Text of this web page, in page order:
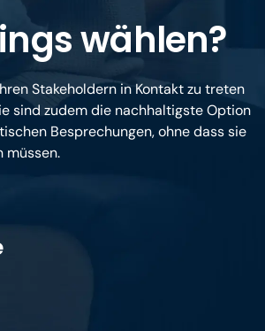
wählen?
Stakeholdern in Kontakt zu treten
sind zudem die nachhaltigste Option
Besprechungen, ohne dass sie
müssen.